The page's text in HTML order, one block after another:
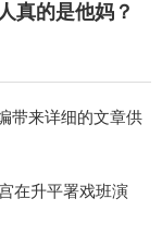
真的是他妈？
带来详细的文章供
在升平署戏班演